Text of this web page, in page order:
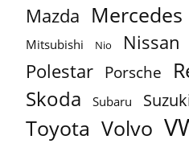
Mazda Mercedes
Mitsubishi Nio Nissan
Polestar Porsche
Skoda Subaru
Toyota Volvo